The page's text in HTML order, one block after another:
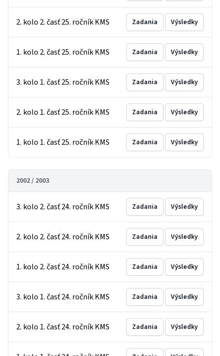
2. kolo 2. časť 25. ročník KMS Zadania Výsledky
1. kolo 2. časť 25. ročník KMS Zadania Výsledky
3. kolo 1. časť 25. ročník KMS Zadania Výsledky
2. kolo 1. časť 25. ročník KMS Zadania Výsledky
1. kolo 1. časť 25. ročník KMS Zadania Výsledky
2002 / 2003
3. kolo 2. časť 24. ročník KMS Zadania Výsledky
2. kolo 2. časť 24. ročník KMS Zadania Výsledky
1. kolo 2. časť 24. ročník KMS Zadania Výsledky
3. kolo 1. časť 24. ročník KMS Zadania Výsledky
2. kolo 1. časť 24. ročník KMS Zadania Výsledky